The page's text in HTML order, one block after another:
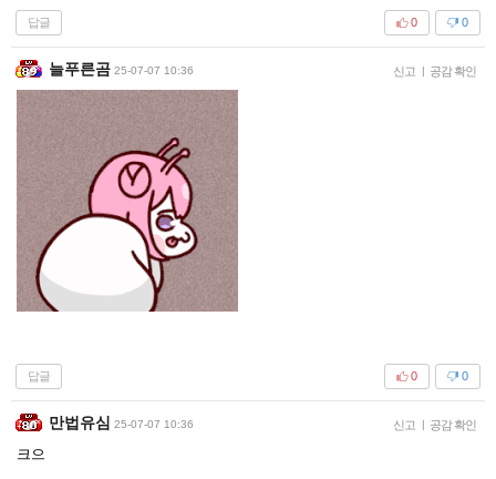
답글 0
0
늘푸른곰 25-07-07 10:36 신고 | 공감 확인
답글 0
0
만법유심 25-07-07 10:36 신고 | 공감 확인
크으